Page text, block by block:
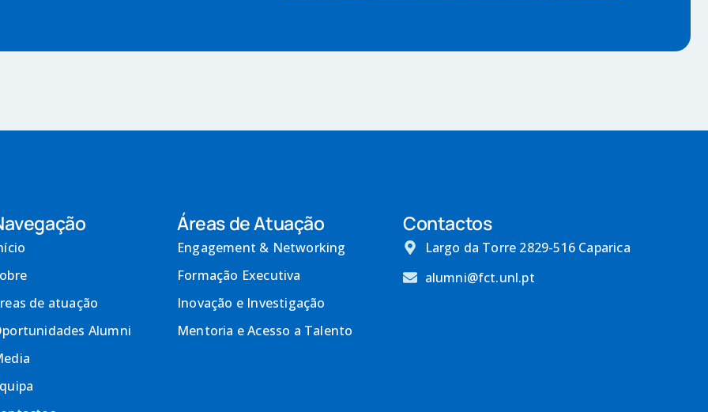
de atuação
Alumni
Áreas de Atuação
Engagement & Networking
Formação Executiva
Inovação e Investigação
Mentoria e Acesso a Talento
Contactos
Largo da Torre 2829-516 Caparica
alumni@fct.unl.pt